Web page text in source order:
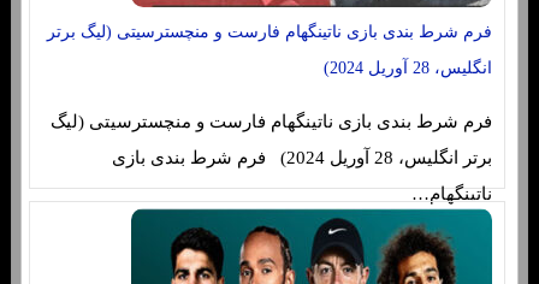
فرم شرط بندی بازی ناتینگهام فارست و منچسترسیتی (لیگ برتر
انگلیس، 28 آوریل 2024)
فرم شرط بندی بازی ناتینگهام فارست و منچسترسیتی (لیگ
برتر انگلیس، 28 آوریل 2024) فرم شرط بندی بازی
ناتینگهام…